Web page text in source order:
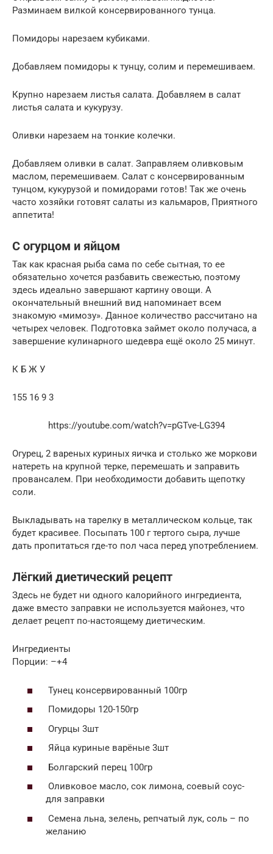
Разминаем вилкой консервированного тунца.
Помидоры нарезаем кубиками.
Добавляем помидоры к тунцу, солим и перемешиваем.
Крупно нарезаем листья салата. Добавляем в салат
листья салата и кукурузу.
Оливки нарезаем на тонкие колечки.
Добавляем оливки в салат. Заправляем оливковым
маслом, перемешиваем. Салат с консервированным
тунцом, кукурузой и помидорами готов! Так же очень
часто хозяйки готовят салаты из кальмаров, Приятного
аппетита!
С огурцом и яйцом
Так как красная рыба сама по себе сытная, то ее
обязательно хочется разбавить свежестью, поэтому
здесь идеально завершают картину овощи. А
окончательный внешний вид напоминает всем
знакомую «мимозу». Данное количество рассчитано на
четырех человек. Подготовка займет около получаса, а
завершение кулинарного шедевра ещё около 25 минут.
К Б Ж У
155 16 9 3
https://youtube.com/watch?v=pGTve-LG394
Огурец, 2 вареных куриных яичка и столько же моркови
натереть на крупной терке, перемешать и заправить
провансалем. При необходимости добавить щепотку
соли.
Выкладывать на тарелку в металлическом кольце, так
будет красивее. Посыпать 100 г тертого сыра, лучше
дать пропитаться где-то пол часа перед употреблением.
Лёгкий диетический рецепт
Здесь не будет ни одного калорийного ингредиента,
даже вместо заправки не используется майонез, что
делает рецепт по-настоящему диетическим.
Ингредиенты
Порции: –+4
Тунец консервированный 100гр
Помидоры 120-150гр
Огурцы 3шт
Яйца куриные варёные 3шт
Болгарский перец 100гр
Оливковое масло, сок лимона, соевый соус-
для заправки
Семена льна, зелень, репчатый лук, соль – по
желанию